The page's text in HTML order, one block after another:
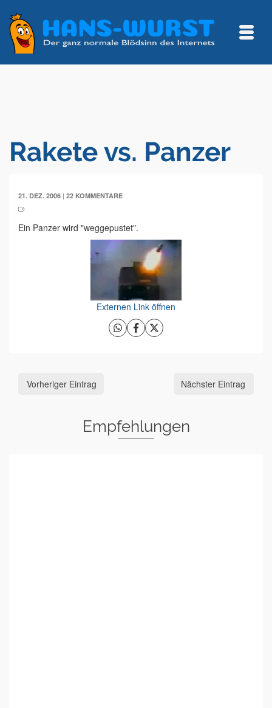
Rakete vs. Panzer
21. DEZ. 2006 | 22 KOMMENTARE
Ein Panzer wird "weggepustet".
Externen Link öffnen
Vorheriger Eintrag Nächster Eintrag
Empfehlungen